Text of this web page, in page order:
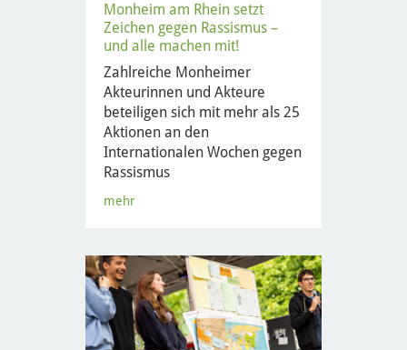
Monheim am Rhein setzt
Zeichen gegen Rassismus –
und alle machen mit!
Zahlreiche Monheimer
Akteurinnen und Akteure
beteiligen sich mit mehr als 25
Aktionen an den
Internationalen Wochen gegen
Rassismus
mehr